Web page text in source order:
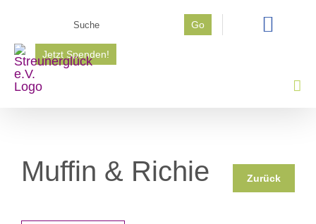
springen
Go
Jetzt Spenden!
Muffin & Richie Zurück